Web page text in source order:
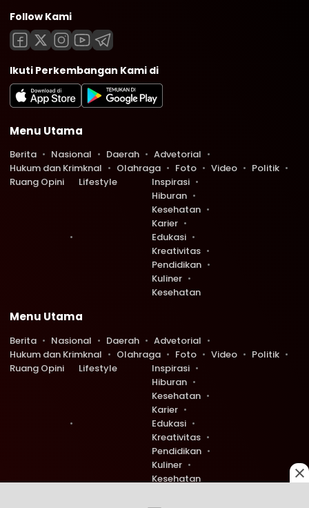
Follow Kami
Ikuti Perkembangan Kami di
Menu Utama
Berita Nasional Daerah
Advetorial
Hukum dan Krimknal
Olahraga Foto Video
Politik
Ruang Opini
Lifestyle
Inspirasi
Hiburan
Kesehatan
Karier
Edukasi
Kreativitas
Pendidikan
Kuliner
Kesehatan
Menu Utama
Berita Nasional Daerah
Advetorial
Hukum dan Krimknal
Olahraga Foto Video
Politik
Ruang Opini
Lifestyle
Inspirasi
Hiburan
Kesehatan
Karier
Edukasi
Kreativitas
Pendidikan
Kuliner
Kesehatan